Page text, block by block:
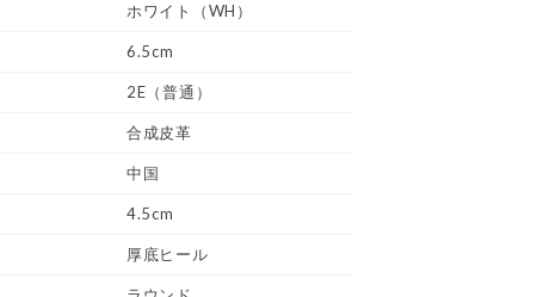
ホワイト（WH）
6.5cm
2E（普通）
合成皮革
中国
4.5cm
厚底ヒール